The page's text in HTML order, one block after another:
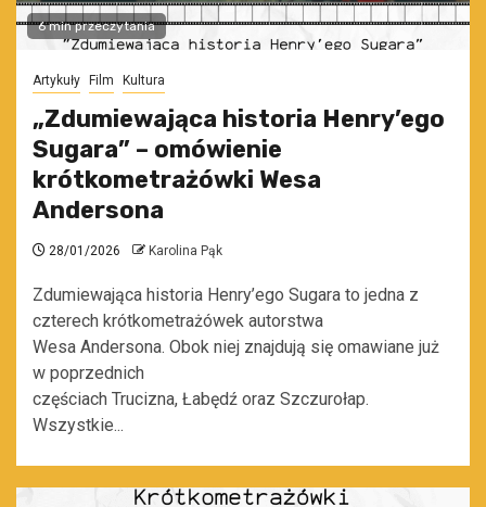
6 min przeczytania
Artykuły Film Kultura
„Zdumiewająca historia Henry’ego
Sugara” – omówienie
krótkometrażówki Wesa
Andersona
28/01/2026 Karolina Pąk
Zdumiewająca historia Henry’ego Sugara to jedna z
czterech krótkometrażówek autorstwa
Wesa Andersona. Obok niej znajdują się omawiane już
w poprzednich
częściach Trucizna, Łabędź oraz Szczurołap.
Wszystkie...